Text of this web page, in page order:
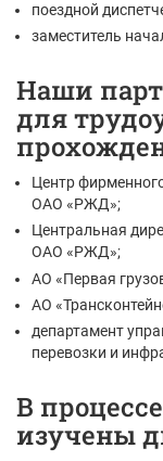
поездной
заместитель
Наши
для
Центр
ОАО «РЖД»;
Центральная
ОАО «РЖД»;
АО «Первая
АО
департамент
перевозки и
В
изучены